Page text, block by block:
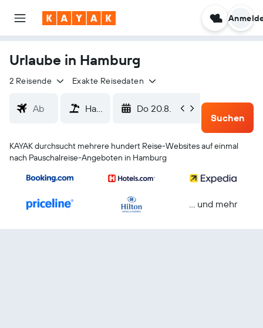
Urlaube in Hamburg
2 Reisende Exakte Reisedaten
Do 20.8.
So 23.8.
Suchen
KAYAK durchsucht mehrere hundert Reise-Websites auf einmal
nach Pauschalreise-Angeboten in Hamburg
… und mehr